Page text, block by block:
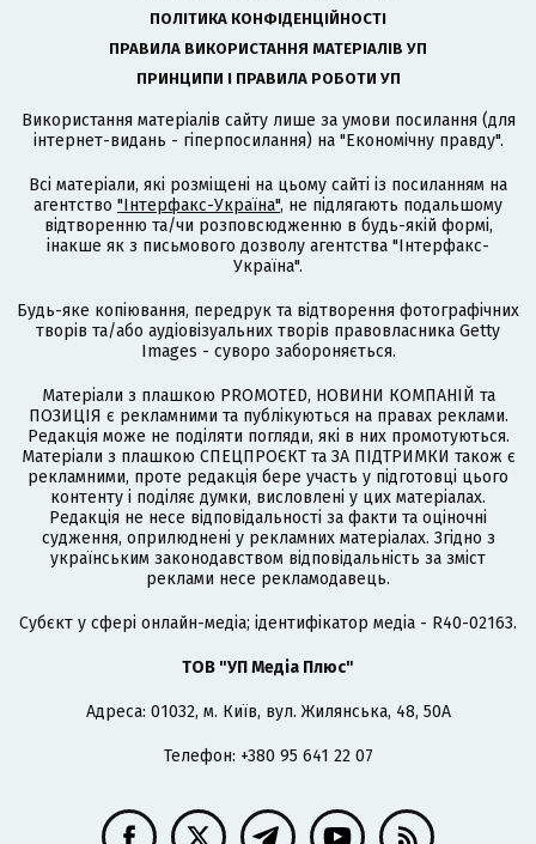
ПОЛІТИКА КОНФІДЕНЦІЙНОСТІ
ПРАВИЛА ВИКОРИСТАННЯ МАТЕРІАЛІВ УП
ПРИНЦИПИ І ПРАВИЛА РОБОТИ УП
Використання матеріалів сайту лише за умови посилання (для
інтернет-видань - гіперпосилання) на "Економічну правду".
Всі матеріали, які розміщені на цьому сайті із посиланням на
агентство "Інтерфакс-Україна", не підлягають подальшому
відтворенню та/чи розповсюдженню в будь-якій формі,
інакше як з письмового дозволу агентства "Інтерфакс-
Україна".
Будь-яке копіювання, передрук та відтворення фотографічних
творів та/або аудіовізуальних творів правовласника Getty
Images - суворо забороняється.
Матеріали з плашкою PROMOTED, НОВИНИ КОМПАНІЙ та
ПОЗИЦІЯ є рекламними та публікуються на правах реклами.
Редакція може не поділяти погляди, які в них промотуються.
Матеріали з плашкою СПЕЦПРОЄКТ та ЗА ПІДТРИМКИ також є
рекламними, проте редакція бере участь у підготовці цього
контенту і поділяє думки, висловлені у цих матеріалах.
Редакція не несе відповідальності за факти та оціночні
судження, оприлюднені у рекламних матеріалах. Згідно з
українським законодавством відповідальність за зміст
реклами несе рекламодавець.
Cубєкт у сфері онлайн-медіа; ідентифікатор медіа - R40-02163.
ТОВ "УП Медіа Плюс"
Адреса: 01032, м. Київ, вул. Жилянська, 48, 50А
Телефон: +380 95 641 22 07